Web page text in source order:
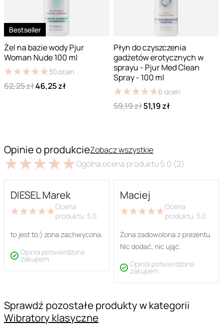
Bestseller
Żel na bazie wody Pjur
Woman Nude 100 ml
★★★★★
★★★★★30ocen
62,25 zł46,25 zł
Płyn do czyszczenia
gadżetów erotycznych w
sprayu - Pjur Med Clean
Spray - 100 ml
★★★★★
★★★★★6 ocen
59,19 zł51,19 zł
Opinie o produkcieZobacz wszystkie
★★★★★
★★★★★Ogólna ocena produktu 5.0 (2)
DIESEL Marek
★★★★★
★★★★★Ocena
produktu: 5.0
to jest to:) zona zachwycona.
Opinia potwierdzona
zakupem
Maciej
★★★★★
★★★★★Ocena
produktu: 5.0
Żona zadowolona z prezentu.
Nic dodać, nic ująć.
Opinia potwierdzona
zakupem
Sprawdź pozostałe produkty w kategorii
Wibratory klasyczne